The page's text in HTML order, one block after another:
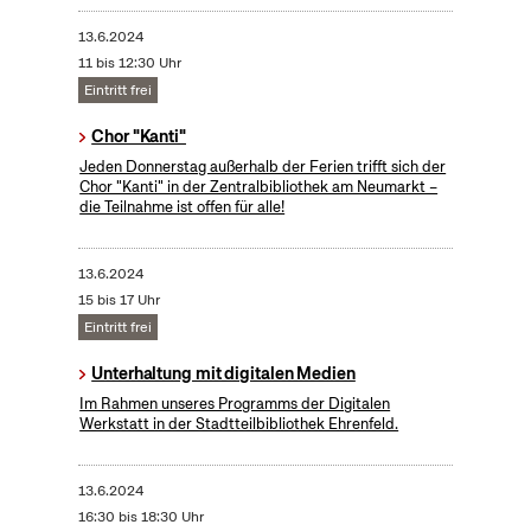
13.6.2024
11 bis 12:30 Uhr
Eintritt frei
Chor "Kanti"
Jeden Donnerstag außerhalb der Ferien trifft sich der
Chor "Kanti" in der Zentralbibliothek am Neumarkt –
die Teilnahme ist offen für alle!
13.6.2024
15 bis 17 Uhr
Eintritt frei
Unterhaltung mit digitalen Medien
Im Rahmen unseres Programms der Digitalen
Werkstatt in der Stadtteilbibliothek Ehrenfeld.
13.6.2024
16:30 bis 18:30 Uhr